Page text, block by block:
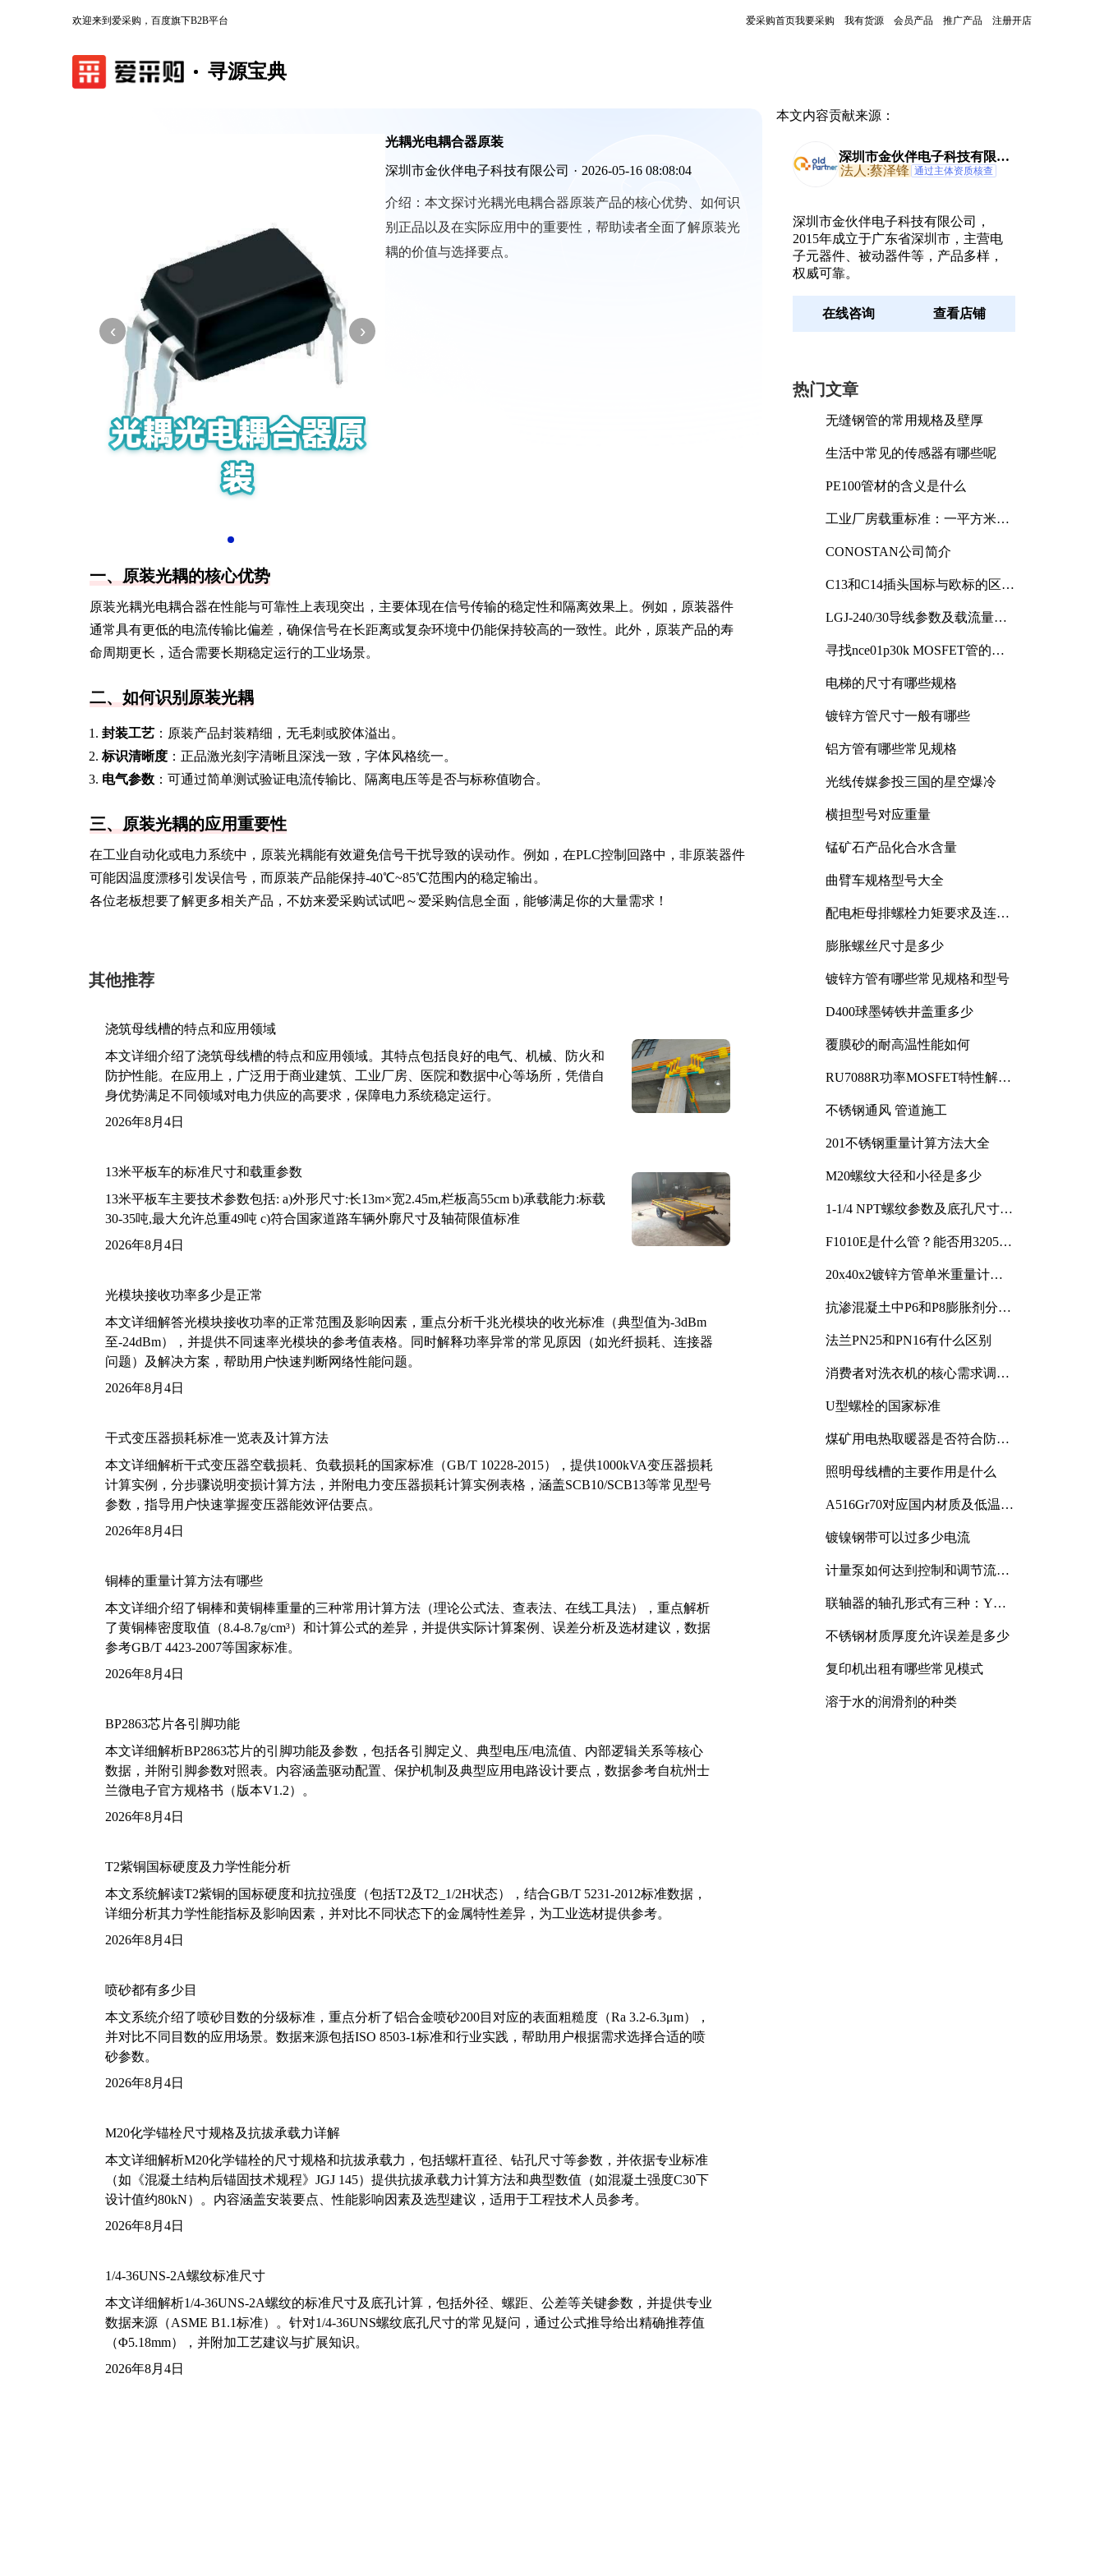
欢迎来到爱采购，百度旗下B2B平台 爱采购首页我要采购 我有货源 会员产品 推广产品 注册开店
寻源宝典
‹ ›
光耦光电耦合器原装
深圳市金伙伴电子科技有限公司 · 2026-05-16 08:08:04
介绍： 本文探讨光耦光电耦合器原装产品的核心优势、如何识
别正品以及在实际应用中的重要性，帮助读者全面了解原装光
耦的价值与选择要点。
一、原装光耦的核心优势
原装光耦光电耦合器在性能与可靠性上表现突出，主要体现在信号传输的稳定性和隔离效果上。例如，原装器件
通常具有更低的电流传输比偏差，确保信号在长距离或复杂环境中仍能保持较高的一致性。此外，原装产品的寿
命周期更长，适合需要长期稳定运行的工业场景。
二、如何识别原装光耦
封装工艺 ：原装产品封装精细，无毛刺或胶体溢出。
标识清晰度 ：正品激光刻字清晰且深浅一致，字体风格统一。
电气参数 ：可通过简单测试验证电流传输比、隔离电压等是否与标称值吻合。
三、原装光耦的应用重要性
在工业自动化或电力系统中，原装光耦能有效避免信号干扰导致的误动作。例如，在PLC控制回路中，非原装器件
可能因温度漂移引发误信号，而原装产品能保持-40℃~85℃范围内的稳定输出。
各位老板想要了解更多相关产品，不妨来爱采购试试吧～爱采购信息全面，能够满足你的大量需求！
其他推荐
浇筑母线槽的特点和应用领域
本文详细介绍了浇筑母线槽的特点和应用领域。其特点包括良好的电气、机械、防火和
防护性能。在应用上，广泛用于商业建筑、工业厂房、医院和数据中心等场所，凭借自
身优势满足不同领域对电力供应的高要求，保障电力系统稳定运行。
2026年8月4日
13米平板车的标准尺寸和载重参数
13米平板车主要技术参数包括: a)外形尺寸:长13m×宽2.45m,栏板高55cm b)承载能力:标载
30-35吨,最大允许总重49吨 c)符合国家道路车辆外廓尺寸及轴荷限值标准
2026年8月4日
光模块接收功率多少是正常
本文详细解答光模块接收功率的正常范围及影响因素，重点分析千兆光模块的收光标准（典型值为-3dBm
至-24dBm），并提供不同速率光模块的参考值表格。同时解释功率异常的常见原因（如光纤损耗、连接器
问题）及解决方案，帮助用户快速判断网络性能问题。
2026年8月4日
干式变压器损耗标准一览表及计算方法
本文详细解析干式变压器空载损耗、负载损耗的国家标准（GB/T 10228-2015），提供1000kVA变压器损耗
计算实例，分步骤说明变损计算方法，并附电力变压器损耗计算实例表格，涵盖SCB10/SCB13等常见型号
参数，指导用户快速掌握变压器能效评估要点。
2026年8月4日
铜棒的重量计算方法有哪些
本文详细介绍了铜棒和黄铜棒重量的三种常用计算方法（理论公式法、查表法、在线工具法），重点解析
了黄铜棒密度取值（8.4-8.7g/cm³）和计算公式的差异，并提供实际计算案例、误差分析及选材建议，数据
参考GB/T 4423-2007等国家标准。
2026年8月4日
BP2863芯片各引脚功能
本文详细解析BP2863芯片的引脚功能及参数，包括各引脚定义、典型电压/电流值、内部逻辑关系等核心
数据，并附引脚参数对照表。内容涵盖驱动配置、保护机制及典型应用电路设计要点，数据参考自杭州士
兰微电子官方规格书（版本V1.2）。
2026年8月4日
T2紫铜国标硬度及力学性能分析
本文系统解读T2紫铜的国标硬度和抗拉强度（包括T2及T2_1/2H状态），结合GB/T 5231-2012标准数据，
详细分析其力学性能指标及影响因素，并对比不同状态下的金属特性差异，为工业选材提供参考。
2026年8月4日
喷砂都有多少目
本文系统介绍了喷砂目数的分级标准，重点分析了铝合金喷砂200目对应的表面粗糙度（Ra 3.2-6.3μm），
并对比不同目数的应用场景。数据来源包括ISO 8503-1标准和行业实践，帮助用户根据需求选择合适的喷
砂参数。
2026年8月4日
M20化学锚栓尺寸规格及抗拔承载力详解
本文详细解析M20化学锚栓的尺寸规格和抗拔承载力，包括螺杆直径、钻孔尺寸等参数，并依据专业标准
（如《混凝土结构后锚固技术规程》JGJ 145）提供抗拔承载力计算方法和典型数值（如混凝土强度C30下
设计值约80kN）。内容涵盖安装要点、性能影响因素及选型建议，适用于工程技术人员参考。
2026年8月4日
1/4-36UNS-2A螺纹标准尺寸
本文详细解析1/4-36UNS-2A螺纹的标准尺寸及底孔计算，包括外径、螺距、公差等关键参数，并提供专业
数据来源（ASME B1.1标准）。针对1/4-36UNS螺纹底孔尺寸的常见疑问，通过公式推导给出精确推荐值
（Φ5.18mm），并附加工艺建议与扩展知识。
2026年8月4日
本文内容贡献来源：
深圳市金伙伴电子科技有限公
司
法人:蔡泽锋 通过主体资质核查
深圳市金伙伴电子科技有限公司，
2015年成立于广东省深圳市，主营电
子元器件、被动器件等，产品多样，
权威可靠。
在线咨询 查看店铺
热门文章
无缝钢管的常用规格及壁厚
生活中常见的传感器有哪些呢
PE100管材的含义是什么
工业厂房载重标准：一平方米能
CONOSTAN公司简介
C13和C14插头国标与欧标的区别
LGJ-240/30导线参数及载流量解
寻找nce01p30k MOSFET管的合
电梯的尺寸有哪些规格
镀锌方管尺寸一般有哪些
铝方管有哪些常见规格
光线传媒参投三国的星空爆冷
横担型号对应重量
锰矿石产品化合水含量
曲臂车规格型号大全
配电柜母排螺栓力矩要求及连接
膨胀螺丝尺寸是多少
镀锌方管有哪些常见规格和型号
D400球墨铸铁井盖重多少
覆膜砂的耐高温性能如何
RU7088R功率MOSFET特性解析
不锈钢通风 管道施工
201不锈钢重量计算方法大全
M20螺纹大径和小径是多少
1-1/4 NPT螺纹参数及底孔尺寸详
F1010E是什么管？能否用3205或
20x40x2镀锌方管单米重量计算
抗渗混凝土中P6和P8膨胀剂分别
法兰PN25和PN16有什么区别
消费者对洗衣机的核心需求调研
U型螺栓的国家标准
煤矿用电热取暖器是否符合防爆
照明母线槽的主要作用是什么
A516Gr70对应国内材质及低温冲
镀镍钢带可以过多少电流
计量泵如何达到控制和调节流量
联轴器的轴孔形式有三种：Y
不锈钢材质厚度允许误差是多少
复印机出租有哪些常见模式
溶于水的润滑剂的种类